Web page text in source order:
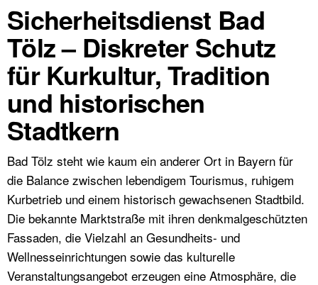
Sicherheitsdienst Bad
Tölz – Diskreter Schutz
für Kurkultur, Tradition
und historischen
Stadtkern
Bad Tölz steht wie kaum ein anderer Ort in Bayern für
die Balance zwischen lebendigem Tourismus, ruhigem
Kurbetrieb und einem historisch gewachsenen Stadtbild.
Die bekannte Marktstraße mit ihren denkmalgeschützten
Fassaden, die Vielzahl an Gesundheits- und
Wellnesseinrichtungen sowie das kulturelle
Veranstaltungsangebot erzeugen eine Atmosphäre, die